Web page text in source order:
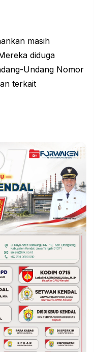
masih
diduga
Undang Nomor
terkait